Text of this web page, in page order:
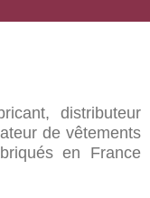
distributeur
de vêtements
en France